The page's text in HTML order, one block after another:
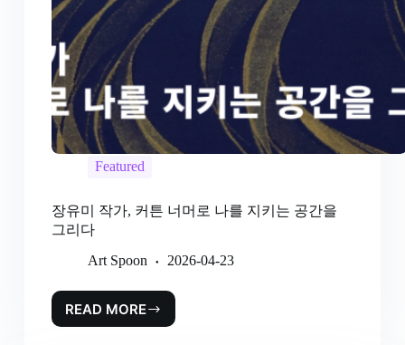
Featured
장유미 작가, 커튼 너머로 나를 지키는 공간을
그리다
Art Spoon 2026-04-23
READ MORE